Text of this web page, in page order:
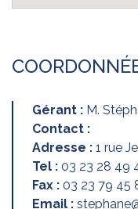
Gérant : M.
Contact :
Adresse : 1 rue
Tel : 03 23 28 49
Fax : 03 23 79 45
Email :